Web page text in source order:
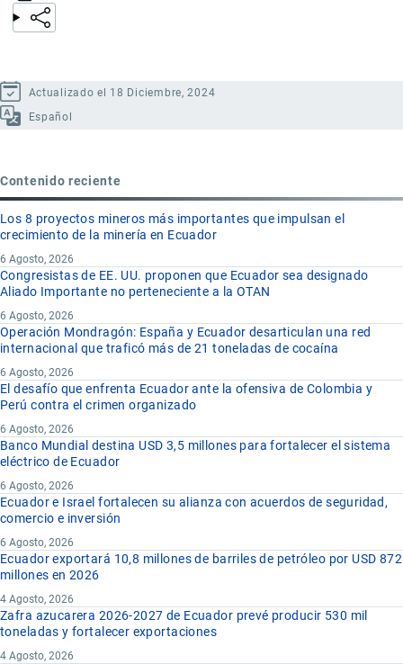
Actualizado el 18 Diciembre, 2024
Español
Contenido reciente
Los 8 proyectos mineros más importantes que impulsan el
crecimiento de la minería en Ecuador
6 Agosto, 2026
Congresistas de EE. UU. proponen que Ecuador sea designado
Aliado Importante no perteneciente a la OTAN
6 Agosto, 2026
Operación Mondragón: España y Ecuador desarticulan una red
internacional que traficó más de 21 toneladas de cocaína
6 Agosto, 2026
El desafío que enfrenta Ecuador ante la ofensiva de Colombia y
Perú contra el crimen organizado
6 Agosto, 2026
Banco Mundial destina USD 3,5 millones para fortalecer el sistema
eléctrico de Ecuador
6 Agosto, 2026
Ecuador e Israel fortalecen su alianza con acuerdos de seguridad,
comercio e inversión
6 Agosto, 2026
Ecuador exportará 10,8 millones de barriles de petróleo por USD 872
millones en 2026
4 Agosto, 2026
Zafra azucarera 2026-2027 de Ecuador prevé producir 530 mil
toneladas y fortalecer exportaciones
4 Agosto, 2026